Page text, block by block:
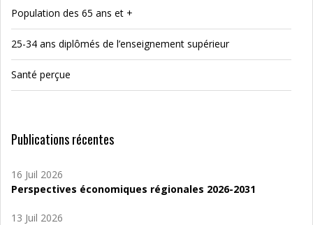
Population des 65 ans et +
25-34 ans diplômés de l’enseignement supérieur
Santé perçue
Publications récentes
16 Juil 2026
Perspectives économiques régionales 2026-2031
13 Juil 2026